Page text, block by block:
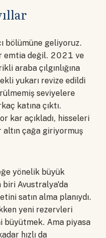
bölümüne geliyoruz.
emtia değil. 2021 ve
araba çılgınlığına
yukarı revize edildi
seviyelere
katına çıktı.
kar açıkladı, hisseleri
altın çağa giriyormuş
yönelik büyük
biri Avustralya'da
satın alma planıydı.
yeni rezervleri
büyütmek. Ama piyasa
hızlı da